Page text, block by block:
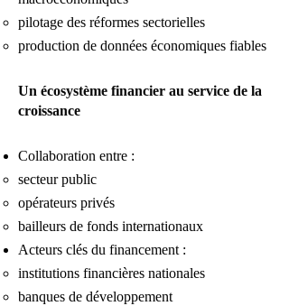
pilotage des réformes sectorielles
production de données économiques fiables
Un écosystème financier au service de la
croissance
Collaboration entre :
secteur public
opérateurs privés
bailleurs de fonds internationaux
Acteurs clés du financement :
institutions financières nationales
banques de développement